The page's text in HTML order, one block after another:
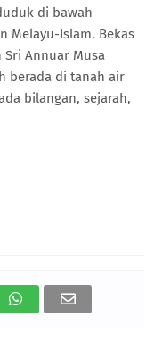
di bawah
Melayu-Islam. Bekas
Sri Annuar Musa
berada di tanah air
bilangan, sejarah,